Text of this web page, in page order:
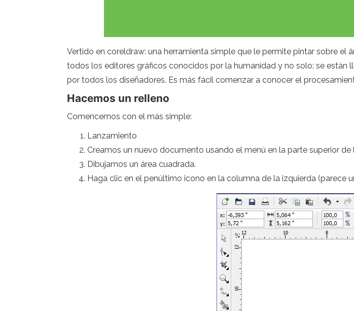
Vertido en coreldraw: una herramienta simple que le permite pintar sobre
todos los editores gráficos conocidos por la humanidad y no solo: se están
por todos los diseñadores. Es más fácil comenzar a conocer el
Hacemos un relleno
Comencemos con el más simple:
Lanzamiento
Creamos un nuevo documento usando el menú en la parte superior de
Dibujamos un área cuadrada.
Haga clic en el penúltimo icono en la columna de la izquierda (parece